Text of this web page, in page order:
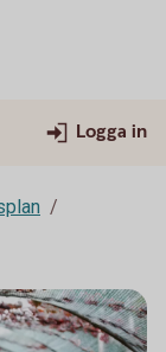
Logga in